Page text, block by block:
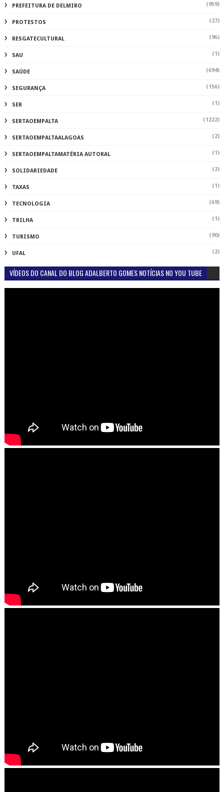
PREFEITURA DE DELMIRO (959)
PROTESTOS (27)
RESGATECULTURAL (96)
SAU (1)
SAÚDE (694)
SEGURANÇA (156)
SER (1)
SERTAOEMPALTA (1222)
SERTAOEMPALTAALAGOAS (2)
SERTAOEMPALTAMATÉRIA AUTORAL (1)
SOLIDARIEDADE (2)
TAXAS (1)
TECNOLOGIA (69)
TRILHA (1)
TURISMO (90)
UFAL (2)
VÍDEOS DO CANAL DO BLOG ADALBERTO GOMES NOTÍCIAS NO YOU TUBE